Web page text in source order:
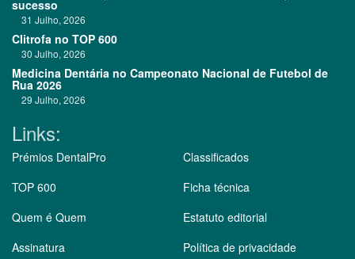
sucesso
31 Julho, 2026
Clitrofa no TOP 600
30 Julho, 2026
Medicina Dentária no Campeonato Nacional de Futebol de
Rua 2026
29 Julho, 2026
Links:
Prémios DentalPro
TOP 600
Quem é Quem
Assinatura
Classificados
Ficha técnica
Estatuto editorial
Política de privacidade